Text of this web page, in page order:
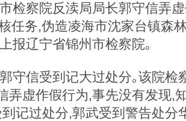
检察院反渎局局长郭守信弄
任务,伪造凌海市沈家台镇森
报辽宁省锦州市检察院｡
守信受到记大过处分｡该院检
弄虚作假行为,事先没有发现,
记过处分,郭武受到警告处分